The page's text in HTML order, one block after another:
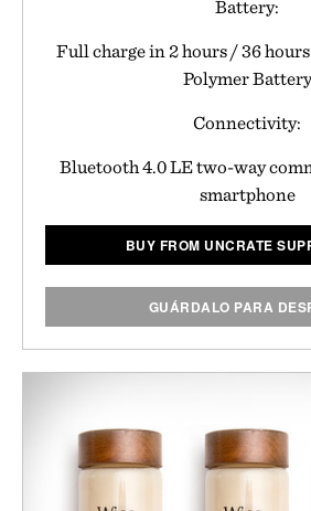
Battery:
Full charge in 2 hours / 36
Polymer Battery
Connectivity:
Bluetooth 4.0 LE two-way
smartphone
BUY FROM UNCRATE
GUÁRDALO PARA